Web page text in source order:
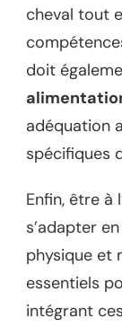
cheval tout
doit
adéquation
spécifiques
Enfin, être à
s’adapter
physique et
essentiels
intégrant